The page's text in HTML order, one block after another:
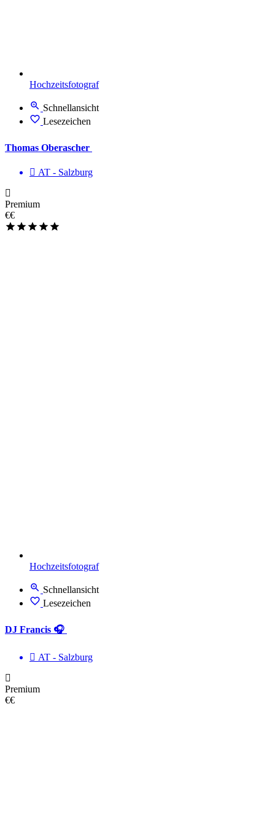
Hochzeitsfotograf
Schnellansicht
Lesezeichen
Thomas Oberascher
AT - Salzburg
Premium
€€
Hochzeitsfotograf
Schnellansicht
Lesezeichen
DJ Francis 🎧
AT - Salzburg
Premium
€€